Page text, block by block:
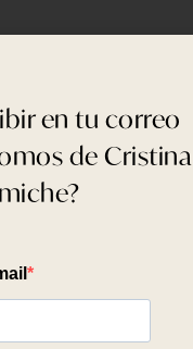
en tu correo
de Cristina